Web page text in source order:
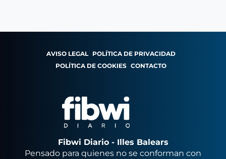
AVISO LEGAL POLÍTICA DE PRIVACIDAD
POLÍTICA DE COOKIES CONTACTO
Fibwi Diario - Illes Balears
Pensado para quienes no se conforman con